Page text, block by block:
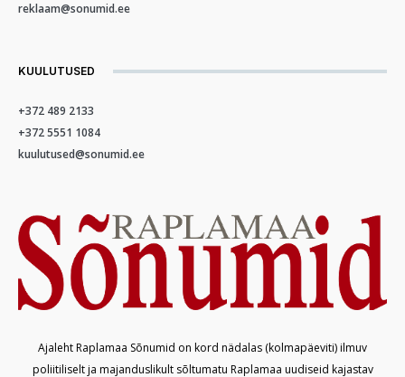
reklaam@sonumid.ee
KUULUTUSED
+372 489 2133
+372 5551 1084
kuulutused@sonumid.ee
Ajaleht Raplamaa Sõnumid on kord nädalas (kolmapäeviti) ilmuv
poliitiliselt ja majanduslikult sõltumatu Raplamaa uudiseid kajastav